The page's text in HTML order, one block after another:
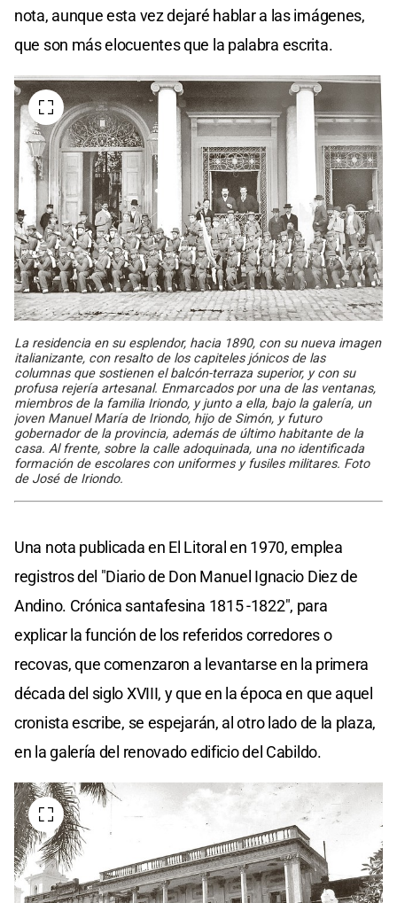
nota, aunque esta vez dejaré hablar a las imágenes,
que son más elocuentes que la palabra escrita.
La residencia en su esplendor, hacia 1890, con su nueva imagen
italianizante, con resalto de los capiteles jónicos de las
columnas que sostienen el balcón-terraza superior, y con su
profusa rejería artesanal. Enmarcados por una de las ventanas,
miembros de la familia Iriondo, y junto a ella, bajo la galería, un
joven Manuel María de Iriondo, hijo de Simón, y futuro
gobernador de la provincia, además de último habitante de la
casa. Al frente, sobre la calle adoquinada, una no identificada
formación de escolares con uniformes y fusiles militares. Foto
de José de Iriondo.
Una nota publicada en El Litoral en 1970, emplea
registros del "Diario de Don Manuel Ignacio Diez de
Andino. Crónica santafesina 1815 -1822", para
explicar la función de los referidos corredores o
recovas, que comenzaron a levantarse en la primera
década del siglo XVIII, y que en la época en que aquel
cronista escribe, se espejarán, al otro lado de la plaza,
en la galería del renovado edificio del Cabildo.